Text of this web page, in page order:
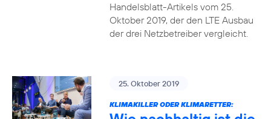
Handelsblatt-Artikels vom 25.
Oktober 2019, der den LTE Ausbau
der drei Netzbetreiber vergleicht.
25. Oktober 2019
KLIMAKILLER ODER KLIMARETTER: